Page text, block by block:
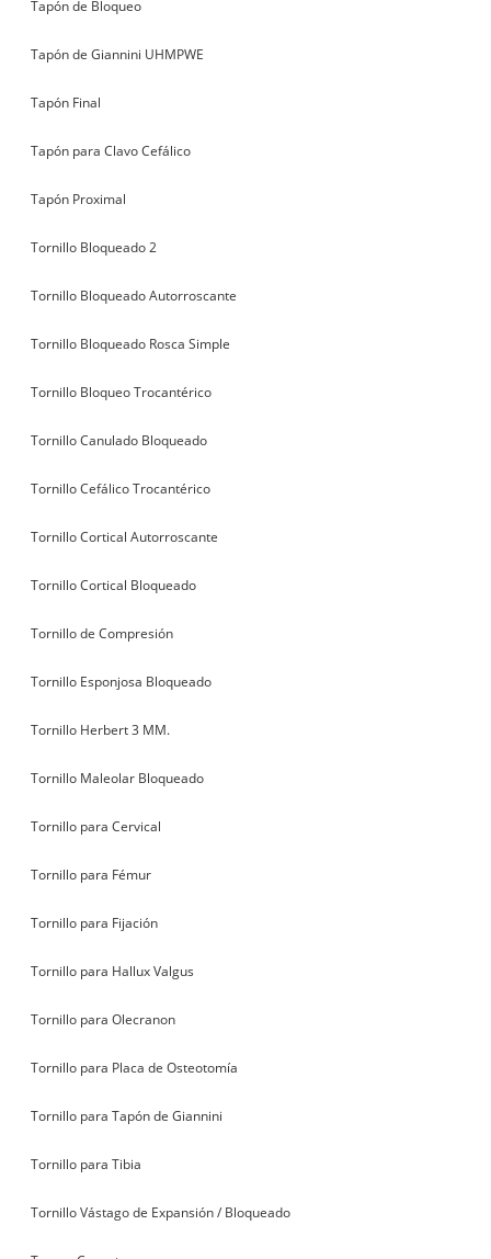
Tapón de Bloqueo
Tapón de Giannini UHMPWE
Tapón Final
Tapón para Clavo Cefálico
Tapón Proximal
Tornillo Bloqueado 2
Tornillo Bloqueado Autorroscante
Tornillo Bloqueado Rosca Simple
Tornillo Bloqueo Trocantérico
Tornillo Canulado Bloqueado
Tornillo Cefálico Trocantérico
Tornillo Cortical Autorroscante
Tornillo Cortical Bloqueado
Tornillo de Compresión
Tornillo Esponjosa Bloqueado
Tornillo Herbert 3 MM.
Tornillo Maleolar Bloqueado
Tornillo para Cervical
Tornillo para Fémur
Tornillo para Fijación
Tornillo para Hallux Valgus
Tornillo para Olecranon
Tornillo para Placa de Osteotomía
Tornillo para Tapón de Giannini
Tornillo para Tibia
Tornillo Vástago de Expansión / Bloqueado